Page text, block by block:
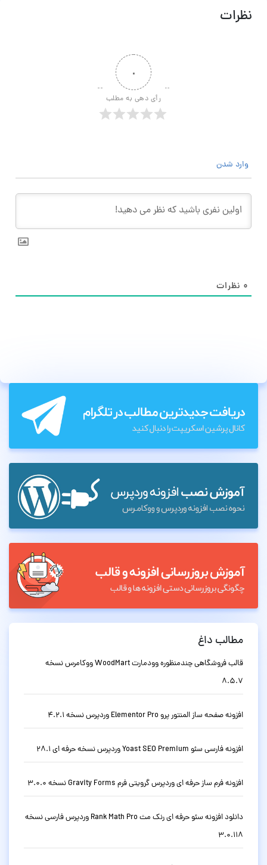
نظرات
۰
رأی دهی به مطلب
وارد شدن
۰ نظرات
مطالب داغ
قالب فروشگاهی چندمنظوره وودمارت WoodMart ووکامرس نسخه
8.5.7
افزونه صفحه ساز المنتور پرو Elementor Pro وردپرس نسخه 4.2.1
افزونه فارسی سئو Yoast SEO Premium وردپرس نسخه حرفه ای 28.1
افزونه فرم ساز حرفه ای وردپرس گرویتی فرم Gravity Forms نسخه 3.0.0
دانلود افزونه سئو حرفه ای رنک مث Rank Math Pro وردپرس فارسی نسخه
3.0.118